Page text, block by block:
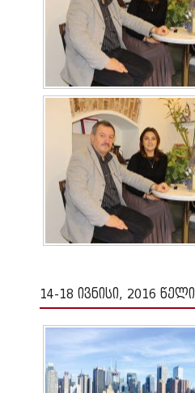
14-18 ივნისი, 2016 წელი